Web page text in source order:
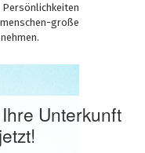
große
Unterkunft
jetzt!